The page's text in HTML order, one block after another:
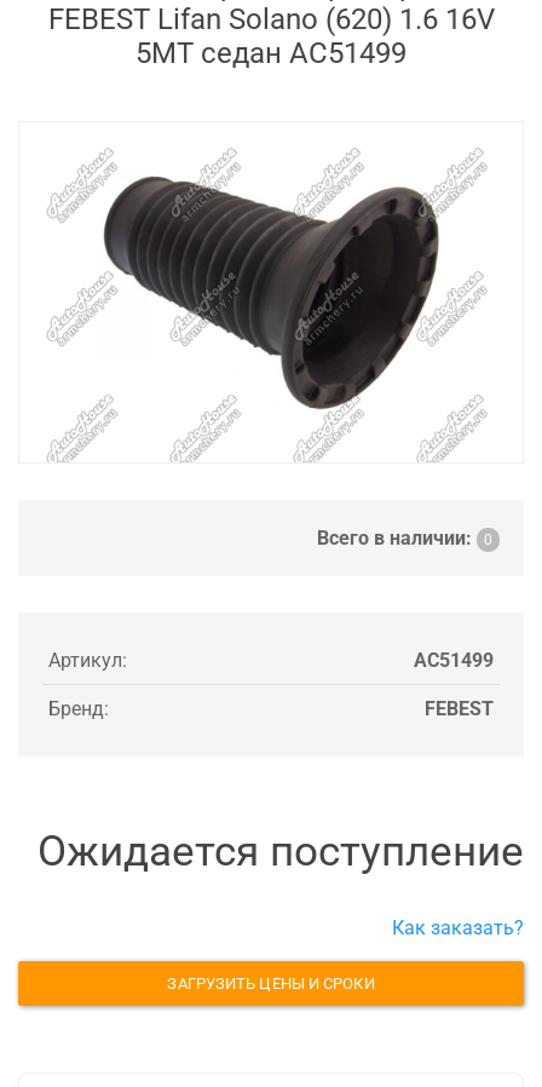
FEBEST Lifan Solano (620) 1.6 16V
5MT седан AC51499
Всего в наличии: 0
Артикул: AC51499
Бренд: FEBEST
Ожидается поступление
Как заказать?
ЗАГРУЗИТЬ ЦЕНЫ И СРОКИ